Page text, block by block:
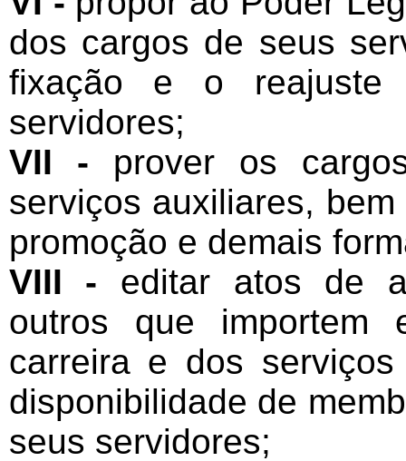
dos cargos de seus
fixação e o reajuste
servidores;
VII - prover os
serviços auxiliares,
promoção e demais
VIII - editar atos de
outros que importem
carreira e dos
disponibilidade de
seus servidores;